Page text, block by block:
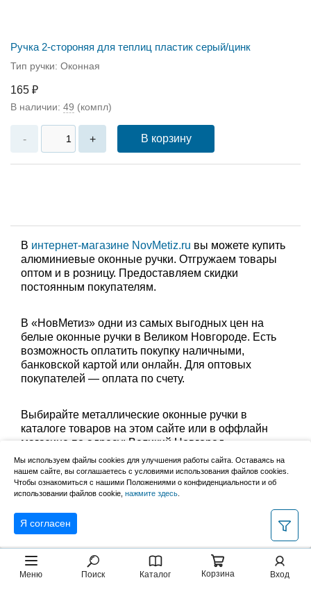
Меню Поиск Каталог Корзина Вход
Ручка 2-стороняя для теплиц пластик серый/цинк
Тип ручки: Оконная
165 ₽
В наличии: 49 (компл)
- + В корзину
В интернет-магазине NovMetiz.ru вы можете купить
алюминиевые оконные ручки. Отгружаем товары
оптом и в розницу. Предоставляем скидки
постоянным покупателям.
В «НовМетиз» одни из самых выгодных цен на
белые оконные ручки в Великом Новгороде. Есть
возможность оплатить покупку наличными,
банковской картой или онлайн. Для оптовых
покупателей — оплата по счету.
Выбирайте металлические оконные ручки в
каталоге товаров на этом сайте или в оффлайн
магазине по адресу: Великий Новгород,
Сырковское шоссе, 8а (по будням с 9:00 до 17:00, в
субботу с 9:00 до 13:00). Забрать заказ можно
лично в пункте выдачи или оформить доставку до
дома.
Мы используем файлы cookies для улучшения работы сайта. Оставаясь на
нашем сайте, вы соглашаетесь с условиями использования файлов cookies.
Чтобы ознакомиться с нашими Положениями о конфиденциальности и об
использовании файлов cookie, нажмите здесь
Я согласен